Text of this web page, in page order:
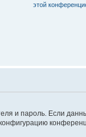
этой
и пароль. Если